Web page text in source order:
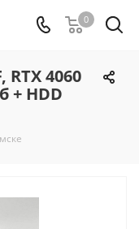
0
4060
+ HDD